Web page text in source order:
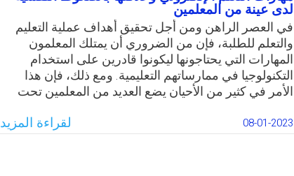
لدى عينة من المعلمين
في العصر الراهن ومن أجل تحقيق أهداف عملية التعليم
والتعلم للطلبة، فإن من الضروري أن يمتلك المعلمون
المهارات التي يحتاجونها ليكونوا قادرين على استخدام
التكنولوجيا في ممارساتهم التعليمية. ومع ذلك، فإن هذا
الأمر في كثير من الأحيان يضع العديد من المعلمين تحت
تحديًا للمعلمين بمؤسسات التعليم، وبالتالي تتناول الدراسة
الحالية هذه المشكلة من وجهة نظر المعلمين لتكشف عن
08-01-2023 لقراءة المزيد